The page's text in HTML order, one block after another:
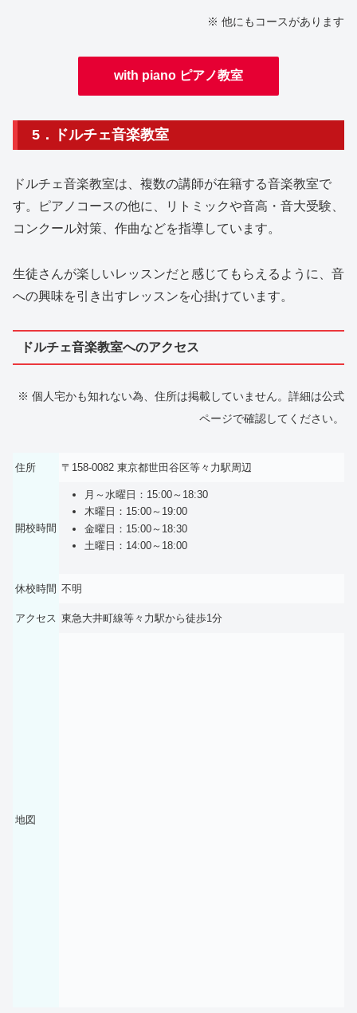
※ 他にもコースがあります
with piano ピアノ教室
5．ドルチェ音楽教室
ドルチェ音楽教室は、複数の講師が在籍する音楽教室で
す。ピアノコースの他に、リトミックや音高・音大受験、
コンクール対策、作曲などを指導しています。
生徒さんが楽しいレッスンだと感じてもらえるように、音
への興味を引き出すレッスンを心掛けています。
ドルチェ音楽教室へのアクセス
※ 個人宅かも知れない為、住所は掲載していません。詳細は公式
ページで確認してください。
住所 〒158-0082 東京都世田谷区等々力駅周辺
開校時間
月～水曜日：15:00～18:30
木曜日：15:00～19:00
金曜日：15:00～18:30
土曜日：14:00～18:00
休校時間 不明
アクセス 東急大井町線等々力駅から徒歩1分
地図